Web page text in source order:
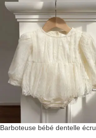
Barboteuse bébé dentelle écru